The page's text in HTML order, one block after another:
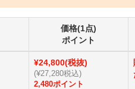
価格(1点)
ポイント
¥24,800(税抜)
(¥27,280税込)
2,480ポイント